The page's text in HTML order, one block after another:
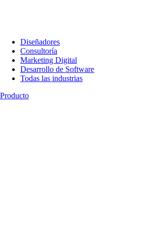
Diseñadores
Consultoría
Marketing Digital
Desarrollo de Software
Todas las industrias
Producto